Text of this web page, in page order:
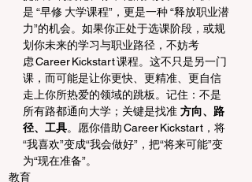
是 “早修 大学课程”，更是一种 “释放职业潜
力”的机会。如果你正处于选课阶段，或规
划你未来的学习与职业路径，不妨考
虑 Career Kickstart 课程。这不只是另一门
课，而可能是让你更快、更精准、更自信
走上你所热爱的领域的跳板。记住：不是
所有路都通向大学；关键是找准 方向、路
径、工具。愿你借助 Career Kickstart，将
“我喜欢”变成“我会做好”，把“将来可能”变
为“现在准备”。
教育